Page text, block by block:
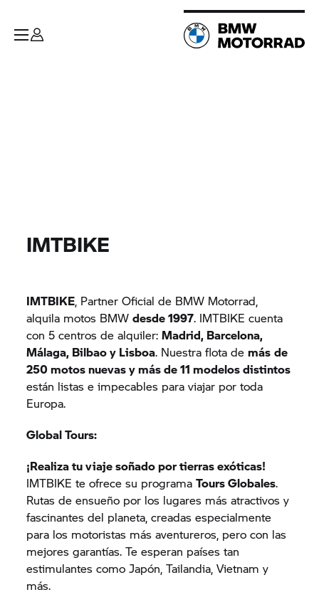
IMTBIKE
IMTBIKE, Partner Oficial de BMW Motorrad,
alquila motos BMWdesde 1997. IMTBIKE cuenta
con 5 centros de alquiler:Madrid, Barcelona,
Málaga, Bilbao y Lisboa. Nuestra flota demás de
250 motos nuevas y más de 11 modelos distintos
están listas e impecables para viajar por toda
Europa.
Global Tours:
¡Realiza tu viaje soñado por tierras exóticas!
IMTBIKE te ofrece su programaTours Globales.
Rutas de ensueño por los lugares más atractivos y
fascinantes del planeta, creadas especialmente
para los motoristas más aventureros, pero con las
mejores garantías. Te esperan países tan
estimulantes como Japón, Tailandia, Vietnam y
más.